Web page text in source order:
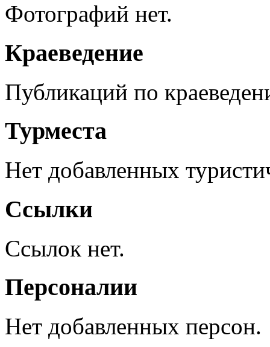
Фотографий нет.
Краеведение
Публикаций по
Турместа
Нет добавленных
Ссылки
Ссылок нет.
Персоналии
Нет добавленных персон.